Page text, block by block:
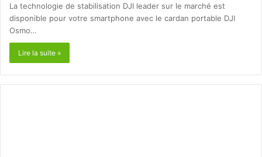
La technologie de stabilisation DJI leader sur le marché est
disponible pour votre smartphone avec le cardan portable DJI
Osmo…
Lire la suite »